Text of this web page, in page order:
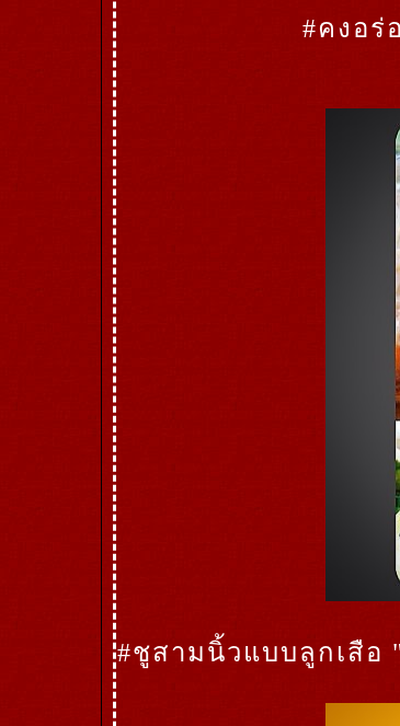
#คงอร่
#ชูสามนิ้วแบบลูกเสือ